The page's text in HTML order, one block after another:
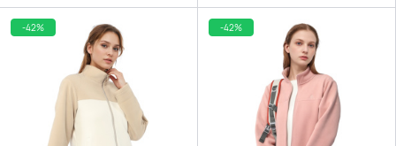
-42% -42%